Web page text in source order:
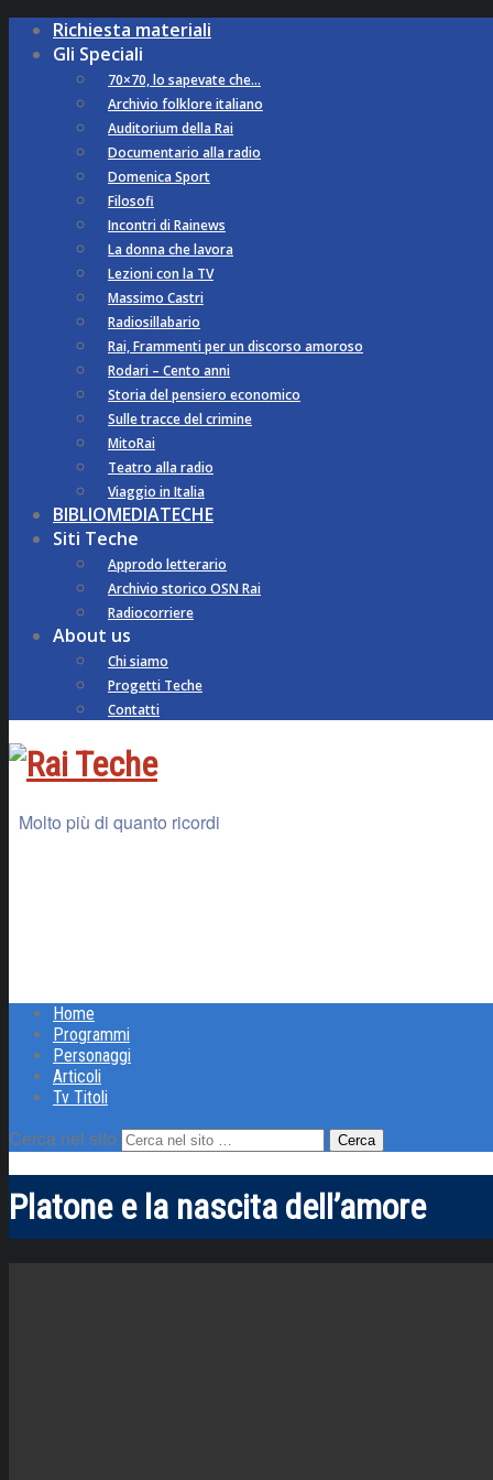
Richiesta materiali
Gli Speciali
70×70, lo sapevate che…
Archivio folklore italiano
Auditorium della Rai
Documentario alla radio
Domenica Sport
Filosofi
Incontri di Rainews
La donna che lavora
Lezioni con la TV
Massimo Castri
Radiosillabario
Rai, Frammenti per un discorso amoroso
Rodari – Cento anni
Storia del pensiero economico
Sulle tracce del crimine
MitoRai
Teatro alla radio
Viaggio in Italia
BIBLIOMEDIATECHE
Siti Teche
Approdo letterario
Archivio storico OSN Rai
Radiocorriere
About us
Chi siamo
Progetti Teche
Contatti
Molto più di quanto ricordi
Home
Programmi
Personaggi
Articoli
Tv Titoli
Cerca nel sito
Platone e la nascita dell’amore